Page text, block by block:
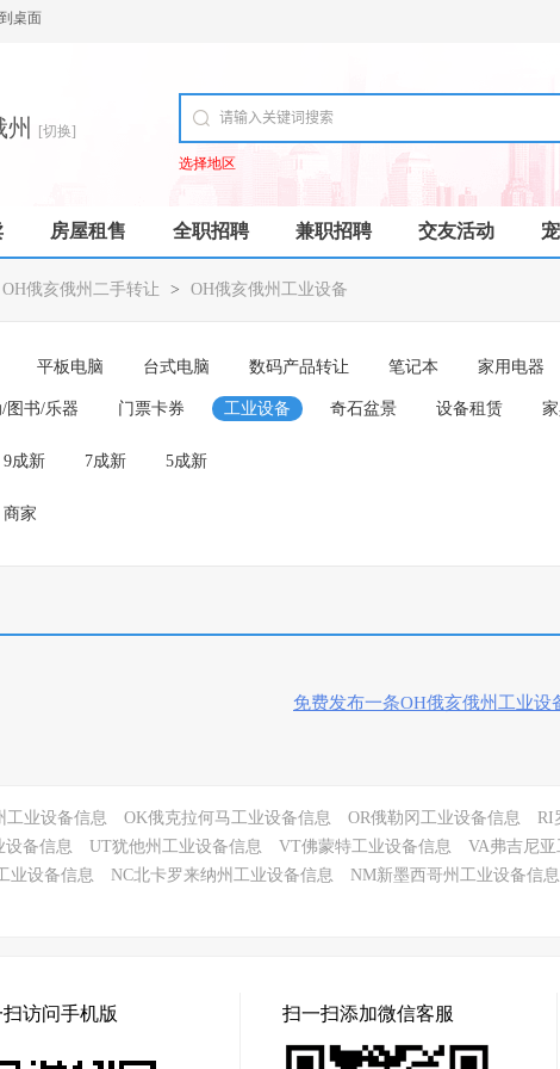
桌面
州
[切换]
选择地区
房屋租售 全职招聘 兼职招聘 交友活动
OH俄亥俄州二手转让 > OH俄亥俄州工业设备
平板电脑 台式电脑 数码产品转让 笔记本 家用电器
图书/乐器 门票卡券 工业设备 奇石盆景 设备租赁
9成新 7成新 5成新
商家
免费发布一条OH俄亥俄州工业设
工业设备信息 OK俄克拉何马工业设备信息 OR俄勒冈工业设备信息 RI
设备信息
UT犹他州工业设备信息 VT佛蒙特工业设备信息 VA弗吉尼
业设备信息
NC北卡罗来纳州工业设备信息 NM新墨西哥州工业设备信息
访问手机版 扫一扫添加微信客服